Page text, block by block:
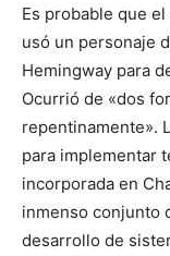
Es probable que
usó un personaje
Hemingway para
Ocurrió de «dos
repentinamente».
para implementar
incorporada en
inmenso conjunto
desarrollo de